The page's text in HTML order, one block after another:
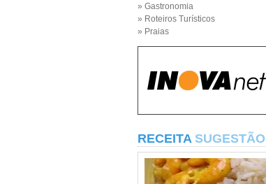
» Gastronomia
» Roteiros Turísticos
» Praias
RECEITA SUGESTÃO